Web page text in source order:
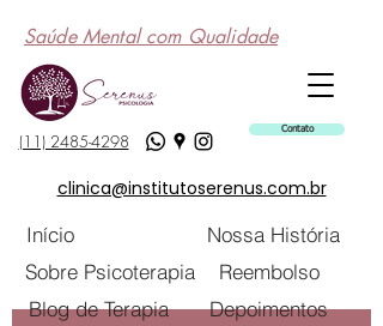
Saúde Mental com Qualidade
(11) 2485-4298
Contato
clinica@institutoserenus.com.br
Início
Sobre Psicoterapia
Blog de Terapia
Nossa História
Reembolso
Depoimentos